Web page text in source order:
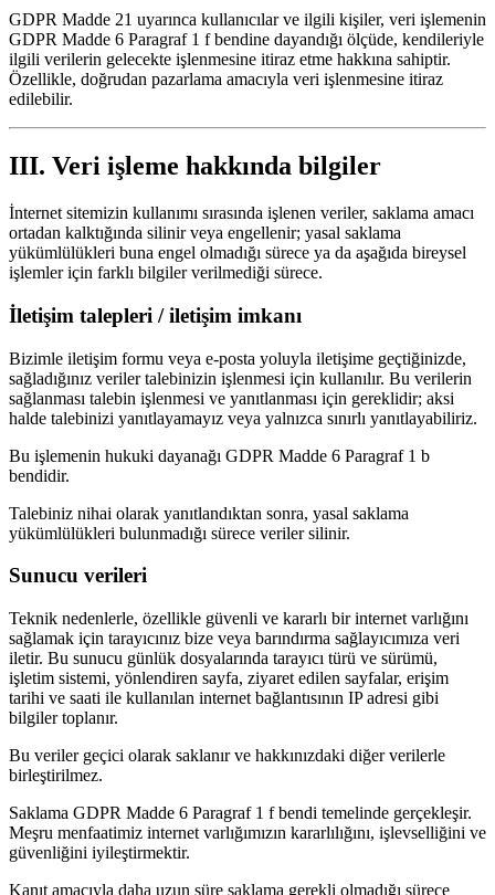
GDPR Madde 21 uyarınca kullanıcılar ve ilgili kişiler, veri işlemenin
GDPR Madde 6 Paragraf 1 f bendine dayandığı ölçüde, kendileriyle
ilgili verilerin gelecekte işlenmesine itiraz etme hakkına sahiptir.
Özellikle, doğrudan pazarlama amacıyla veri işlenmesine itiraz
edilebilir.
III. Veri işleme hakkında bilgiler
İnternet sitemizin kullanımı sırasında işlenen veriler, saklama amacı
ortadan kalktığında silinir veya engellenir; yasal saklama
yükümlülükleri buna engel olmadığı sürece ya da aşağıda bireysel
işlemler için farklı bilgiler verilmediği sürece.
İletişim talepleri / iletişim imkanı
Bizimle iletişim formu veya e-posta yoluyla iletişime geçtiğinizde,
sağladığınız veriler talebinizin işlenmesi için kullanılır. Bu verilerin
sağlanması talebin işlenmesi ve yanıtlanması için gereklidir; aksi
halde talebinizi yanıtlayamayız veya yalnızca sınırlı yanıtlayabiliriz.
Bu işlemenin hukuki dayanağı GDPR Madde 6 Paragraf 1 b
bendidir.
Talebiniz nihai olarak yanıtlandıktan sonra, yasal saklama
yükümlülükleri bulunmadığı sürece veriler silinir.
Sunucu verileri
Teknik nedenlerle, özellikle güvenli ve kararlı bir internet varlığını
sağlamak için tarayıcınız bize veya barındırma sağlayıcımıza veri
iletir. Bu sunucu günlük dosyalarında tarayıcı türü ve sürümü,
işletim sistemi, yönlendiren sayfa, ziyaret edilen sayfalar, erişim
tarihi ve saati ile kullanılan internet bağlantısının IP adresi gibi
bilgiler toplanır.
Bu veriler geçici olarak saklanır ve hakkınızdaki diğer verilerle
birleştirilmez.
Saklama GDPR Madde 6 Paragraf 1 f bendi temelinde gerçekleşir.
Meşru menfaatimiz internet varlığımızın kararlılığını, işlevselliğini ve
güvenliğini iyileştirmektir.
Kanıt amacıyla daha uzun süre saklama gerekli olmadığı sürece